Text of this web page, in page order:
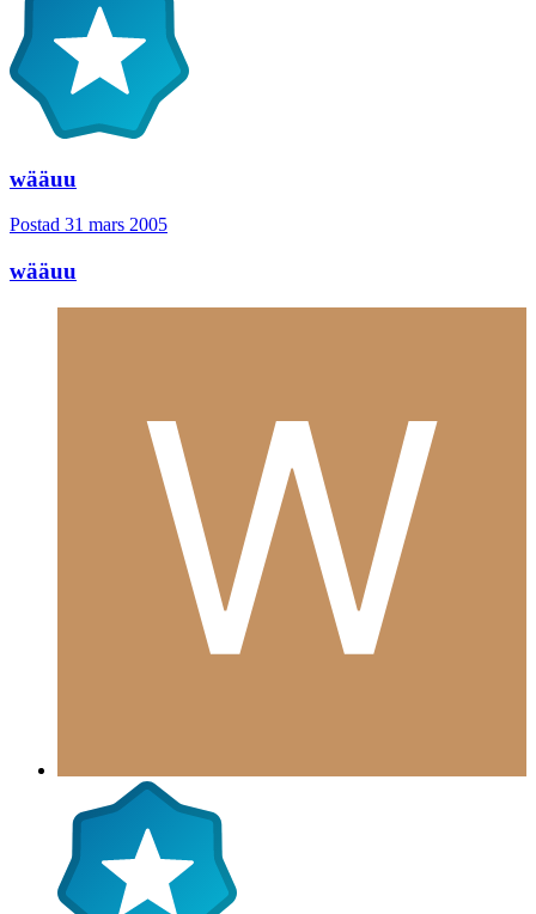
wääuu
Postad 31 mars 2005
wääuu